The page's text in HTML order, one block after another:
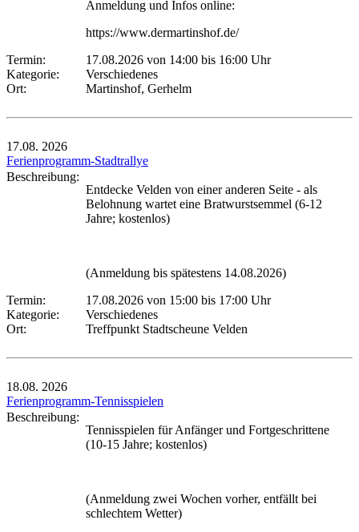
Anmeldung und Infos online:
https://www.dermartinshof.de/
Termin:
17.08.2026 von 14:00 bis 16:00 Uhr
Kategorie:
Verschiedenes
Ort:
Martinshof, Gerhelm
17.08. 2026
Ferienprogramm-Stadtrallye
Beschreibung:
Entdecke Velden von einer anderen Seite - als
Belohnung wartet eine Bratwurstsemmel (6-12
Jahre; kostenlos)
(Anmeldung bis spätestens 14.08.2026)
Termin:
17.08.2026 von 15:00 bis 17:00 Uhr
Kategorie:
Verschiedenes
Ort:
Treffpunkt Stadtscheune Velden
18.08. 2026
Ferienprogramm-Tennisspielen
Beschreibung:
Tennisspielen für Anfänger und Fortgeschrittene
(10-15 Jahre; kostenlos)
(Anmeldung zwei Wochen vorher, entfällt bei
schlechtem Wetter)